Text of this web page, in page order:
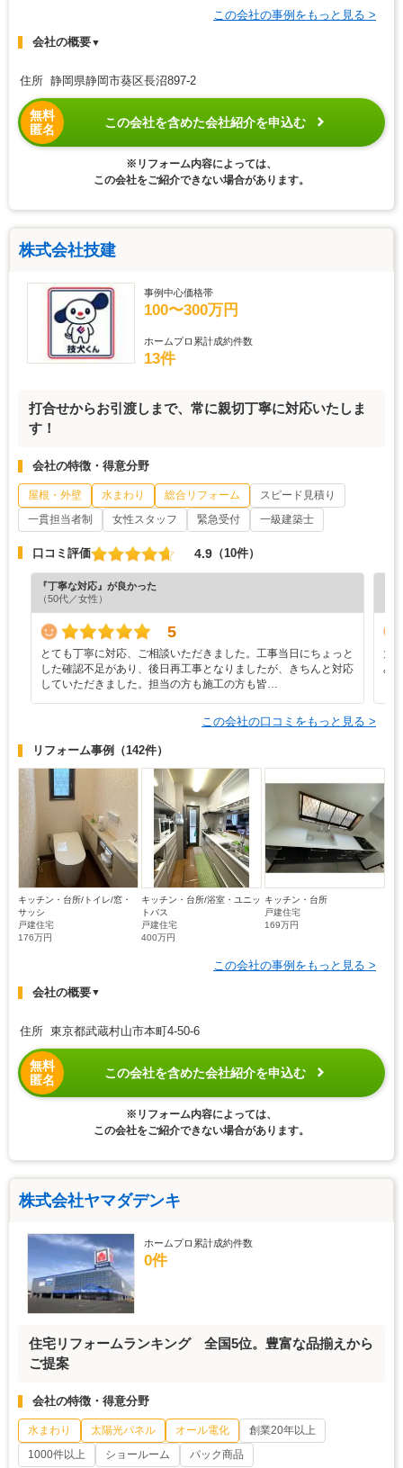
この会社の事例をもっと見る >
会社の概要▼
住所 静岡県静岡市葵区長沼897-2
無料
匿名
この会社を含めた会社紹介を申込む
※リフォーム内容によっては、
この会社をご紹介できない場合があります。
株式会社技建
事例中心価格帯
100〜300万円
ホームプロ累計成約件数
13件
打合せからお引渡しまで、常に親切丁寧に対応いたしま
す！
会社の特徴・得意分野
屋根・外壁 水まわり 総合リフォーム
スピード見積り
一貫担当者制
女性スタッフ 緊急受付 一級建築士
口コミ評価 4.9 （10件）
『丁寧な対応』が良かった
（50代／女性）
5
とても丁寧に対応、ご相談いただきました。工事当日にちょっと
した確認不足があり、後日再工事となりましたが、きちんと対応
していただきました。担当の方も施工の方も皆…
大
み
この会社の口コミをもっと見る >
リフォーム事例 （142件）
キッチン・台所/トイレ/窓・
サッシ
戸建住宅
176万円
キッチン・台所/浴室・ユニッ
トバス
戸建住宅
400万円
キッチン・台所
戸建住宅
169万円
この会社の事例をもっと見る >
会社の概要▼
住所 東京都武蔵村山市本町4-50-6
無料
匿名
この会社を含めた会社紹介を申込む
※リフォーム内容によっては、
この会社をご紹介できない場合があります。
株式会社ヤマダデンキ
ホームプロ累計成約件数
0件
住宅リフォームランキング 全国5位。豊富な品揃えから
ご提案
会社の特徴・得意分野
水まわり 太陽光パネル オール電化
創業20年以上
1000件以上
ショールーム パック商品